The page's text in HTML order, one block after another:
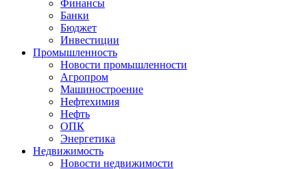
Финансы
Банки
Бюджет
Инвестиции
Промышленность
Новости промышленности
Агропром
Машиностроение
Нефтехимия
Нефть
ОПК
Энергетика
Недвижимость
Новости недвижимости